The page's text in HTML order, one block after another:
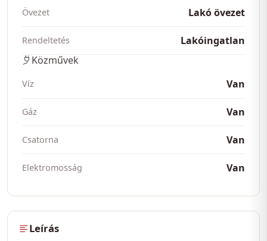
Övezet Lakó övezet
Rendeltetés
Lakóingatlan
Közművek
Víz Van
Gáz Van
Csatorna Van
Elektromosság Van
Leírás